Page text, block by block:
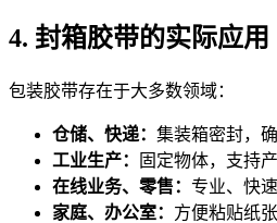
4. 封箱胶带的实际应用
包装胶带存在于大多数领域：
仓储、快递： 集装箱密封，
工业生产：
固定物体，支持
在线业务、零售： 专业、快
家庭、办公室： 方便粘贴纸